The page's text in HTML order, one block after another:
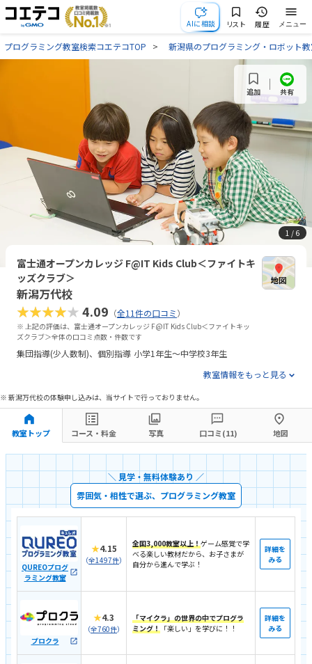
AIに相談 リスト 履歴 メニュー
プログラミング教室検索コエテコTOP 新潟県のプログラミング・ロボット
1 / 6
追加 共有
富士通オープンカレッジ F@IT Kids Club＜ファイトキ
ッズクラブ＞
新潟万代校
★★★★★4.09 （全11件の口コミ）
※ 上記の評価は、富士通オープンカレッジ F@IT Kids Club＜ファイトキッ
ズクラブ＞全体の口コミ点数・件数です
集団指導(少人数制) 個別指導 小学1年生〜中学校3年生
教室情報をもっと見る
※ 新潟万代校の体験申し込みは、当サイトで行っておりません。
教室トップ コース・料金 写真 口コミ(11) 地図
＼ 見学・無料体験あり ／
雰囲気・相性で選ぶ、プログラミング教室
QUREOプログ
ラミング教室
★4.15
（全1497件）
全国3,000教室以上！ゲーム感覚で学
べる楽しい教材だから、お子さまが
自分から進んで学ぶ！
詳細を
みる
プロクラ
★4.3
（全760件）
「マイクラ」の世界の中でプログラ
ミング！
「楽しい」を学びに！！
詳細を
みる